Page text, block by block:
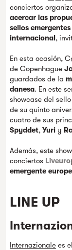
conciertos
acercar las
sellos
internacional,
En esta ocasión,
de Copenhague
guardados de la
danesa. En este
showcase del
de su quinto
cuatro de sus
Spyddet, Yuri y
Además, este
conciertos
emergente
LINE UP
Internazionale es